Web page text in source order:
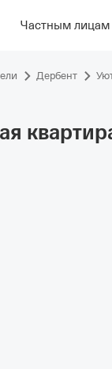
Частным лицам
Дербент